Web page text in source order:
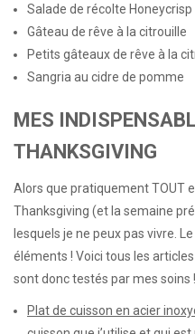
Salade de récolte Honeycrisp
Gâteau de rêve à la citrouille
Petits gâteaux de rêve à la
Sangria au cidre de pomme
MES
THANKSGIVING
Alors que pratiquement TOUT
Thanksgiving (et la semaine
lesquels je ne peux pas vivre.
éléments ! Voici tous les
sont donc testés par mes soins !
Plat de cuisson en acier